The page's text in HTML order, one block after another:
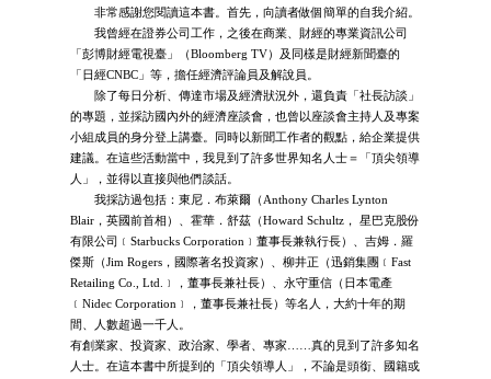
非常感謝您閱讀這本書。首先，向讀者做個簡單的自我介紹。
我曾經在證券公司工作，之後在商業、財經的專業資訊公司
「彭博財經電視臺」（Bloomberg TV）及同樣是財經新聞臺的
「日經CNBC」等，擔任經濟評論員及解說員。
除了每日分析、傳達市場及經濟狀況外，還負責「社長訪談」
的專題，並採訪國內外的經濟座談會，也曾以座談會主持人及專案
小組成員的身分登上講臺。同時以新聞工作者的觀點，給企業提供
建議。在這些活動當中，我見到了許多世界知名人士＝「頂尖領導
人」，並得以直接與他們談話。
我採訪過包括：東尼．布萊爾（Anthony Charles Lynton
Blair，英國前首相）、霍華．舒茲（Howard Schultz， 星巴克股份
有限公司﹝Starbucks Corporation﹞董事長兼執行長）、吉姆．羅
傑斯（Jim Rogers，國際著名投資家）、柳井正（迅銷集團﹝Fast
Retailing Co., Ltd.﹞，董事長兼社長）、永守重信（日本電產
﹝Nidec Corporation﹞，董事長兼社長）等名人，大約十年的期
間、人數超過一千人。
有創業家、投資家、政治家、學者、專家……真的見到了許多知名
人士。在這本書中所提到的「頂尖領導人」，不論是頭銜、國籍或